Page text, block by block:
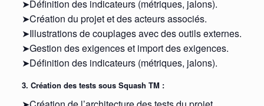
➤Définition des indicateurs (métriques, jalons).
➤Création du projet et des acteurs associés.
➤Illustrations de couplages avec des outils externes.
➤Gestion des exigences et import des exigences.
➤Définition des indicateurs (métriques, jalons).
3. Création des tests sous Squash TM :